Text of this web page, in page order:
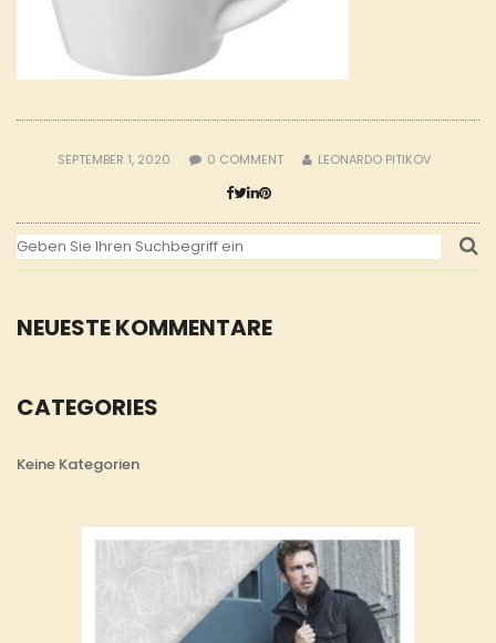
NEUESTE KOMMENTARE
CATEGORIES
Keine Kategorien
SEPTEMBER 1, 2020 0 COMMENT LEONARDO PITIKOV